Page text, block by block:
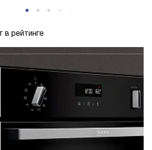
в рейтинге